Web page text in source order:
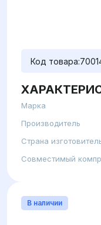
Код товара:
Марка
Производитель
Страна
Совместимый
В наличии